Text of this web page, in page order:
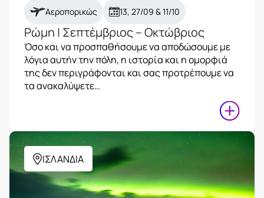
Αεροπορικώς 13, 27/09 & 11/10
Ρώμη | Σεπτέμβριος – Οκτώβριος
Όσο και να προσπαθήσουμε να αποδώσουμε με
λόγια αυτήν την πόλη, η ιστορία και η ομορφιά
της δεν περιγράφονται και σας προτρέπουμε να
τα ανακαλύψετε…
ΙΣΛΑΝΔΙΑ